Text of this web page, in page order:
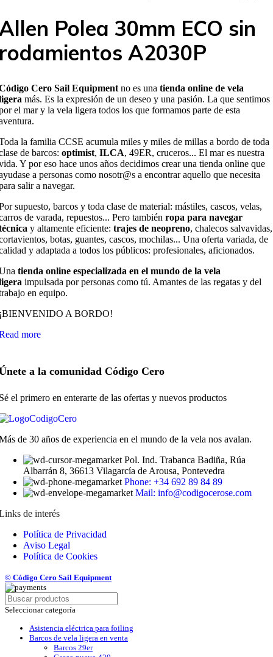
Polea 30mm ECO sin
A2030P
Cero Sail Equipment no es una tienda online de vela
más. Es la expresión de un deseo y una pasión. La que sentimos
el mar y la vela ligera todos los que formamos parte de esta
la familia CCSE acumula miles y miles de millas a bordo de toda
de barcos: optimist, ILCA, 49ER, cruceros... El mar es nuestra
Y por eso hace unos años decidimos crear una tienda online que
a personas como nosotr@s a encontrar aquello que necesita
salir a navegar.
supuesto, barcos y toda clase de material: mástiles, cascos, velas,
de varada, repuestos... Pero también ropa para navegar
y altamente eficiente: trajes de neopreno, chalecos salvavidas,
botas, guantes, cascos, mochilas... Una oferta variada, de
y adaptada a todos los públicos: profesionales, aficionados.
tienda online especializada en el mundo de la vela
impulsada por personas como tú. Amantes de las regatas y del
en equipo.
A BORDO!
more
a la comunidad Código Cero
el primero en enterarte de las ofertas y nuevos productos
de 30 años de experiencia en el mundo de la vela nos avalan.
Pol. Ind. Trabanca Badiña, Rúa
Albarrán 8, 36613 Vilagarcía de Arousa, Pontevedra
Phone: +34 692 89 84 89
Mail: info@codigocerose.com
de interés
Política de Privacidad
Aviso Legal
Política de Cookies
© Código Cero Sail Equipment
Seleccionar categoría
Asistencia eléctrica para foiling
Barcos de vela ligera en venta
Barcos 29er